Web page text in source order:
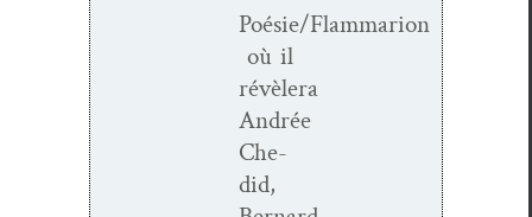
Poésie/Flammarion
où il
révèlera
Andrée
Che­
did,